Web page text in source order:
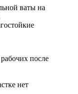
ваты на
после
нет